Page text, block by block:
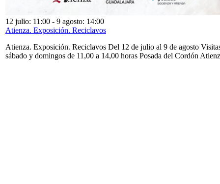
12 julio: 11:00 - 9 agosto: 14:00
Atienza. Exposición. Reciclavos
Atienza. Exposición. Reciclavos Del 12 de julio al 9 de agosto
sábado y domingos de 11,00 a 14,00 horas Posada del Cordón